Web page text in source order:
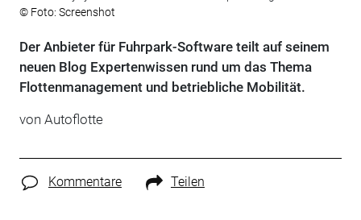
© Foto: Screenshot
Der Anbieter für Fuhrpark-Software teilt auf seinem
neuen Blog Expertenwissen rund um das Thema
Flottenmanagement und betriebliche Mobilität.
von Autoflotte
Kommentare Teilen